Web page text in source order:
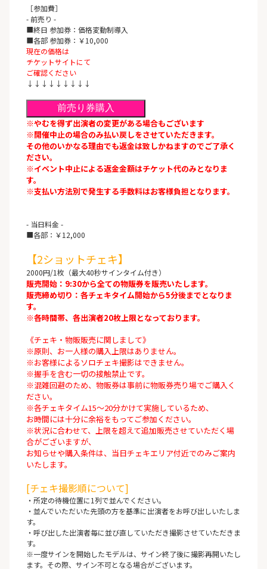
［参加費］
- 前売り -
■終日 参加券：価格変動制導入
■各部 参加券：￥10,000
現在の価格は
チケットサイトにて
ご確認ください
↓↓↓↓↓↓↓↓↓
前売り券購入
※やむを得ず出演者の変更がある場合もございます
※開催中止の場合のみ払い戻しをさせていただきます。
その他のいかなる理由でも返金は致しかねますのでご了承く
ださい。
※イベント中止による返金金額はチケット代のみとなりま
す。
※支払い方法別で発生する手数料はお客様負担となります。
- 当日料金 -
■各部：￥12,000
【2ショットチェキ】
2000円/1枚（最大40秒サインタイム付き）
販売開始：9:30から全ての物販券を販売いたします。
販売締め切り：各チェキタイム開始から5分後までとなりま
す。
※各時間帯、各出演者20枚上限となっております。
《チェキ・物販販売に関しまして》
※原則、お一人様の購入上限はありません。
※お客様によるソロチェキ撮影はできません。
※握手を含む一切の接触禁止です。
※混雑回避のため、物販券は事前に物販券売り場でご購入く
ださい。
※各チェキタイム15～20分かけて実施しているため、
お時間には十分に余裕をもってご参加ください。
※状況に合わせて、上限を超えて追加販売させていただく場
合がございますが、
お知らせや購入条件は、当日チェキエリア付近でのみご案内
いたします。
[チェキ撮影順について]
・所定の待機位置に1列で並んでください。
・並んでいただいた先頭の方を基準に出演者をお呼び出しいたしま
す。
・呼び出した出演者毎に並び直していただき撮影させていただきま
す。
※一度サインを開始したモデルは、サイン終了後に撮影再開いたし
ます。その際、サイン不可となる場合がございます。